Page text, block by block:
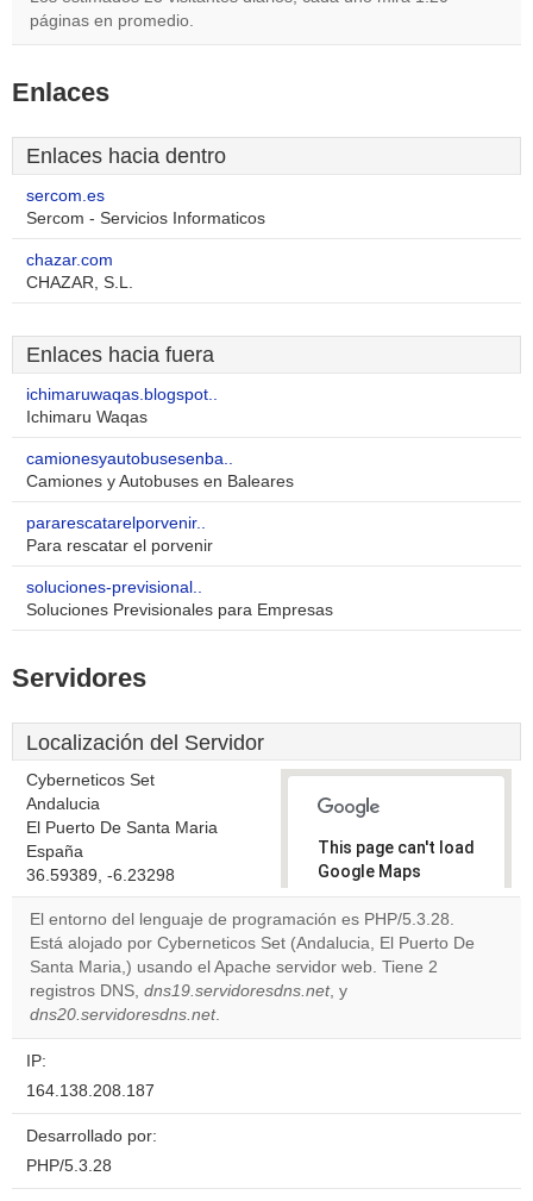
páginas en promedio.
Enlaces
Enlaces hacia dentro
sercom.es
Sercom - Servicios Informaticos
chazar.com
CHAZAR, S.L.
Enlaces hacia fuera
ichimaruwaqas.blogspot..
Ichimaru Waqas
camionesyautobusesenba..
Camiones y Autobuses en Baleares
pararescatarelporvenir..
Para rescatar el porvenir
soluciones-previsional..
Soluciones Previsionales para Empresas
Servidores
Localización del Servidor
Cyberneticos Set
Andalucia
El Puerto De Santa Maria
España
36.59389, -6.23298
This page can't load
Google Maps
correctly.
Do you
own this
website?
El entorno del lenguaje de programación es PHP/5.3.28.
Está alojado por Cyberneticos Set (Andalucia, El Puerto De
Santa Maria,) usando el Apache servidor web. Tiene 2
registros DNS, dns19.servidoresdns.net, y
dns20.servidoresdns.net.
IP:
164.138.208.187
Desarrollado por:
PHP/5.3.28